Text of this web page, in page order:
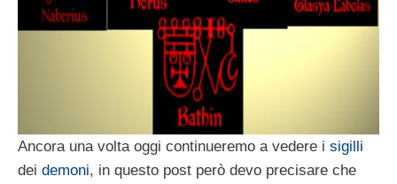
Ancora una volta oggi continueremo a vedere i sigilli
dei demoni, in questo post però devo precisare che